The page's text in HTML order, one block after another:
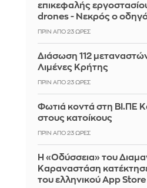
επικεφαλής
drones - Νεκρός ο
ΠΡΙΝ ΑΠΌ 23 ΏΡΕΣ
Διάσωση 112
Λιμένες Κρήτης
ΠΡΙΝ ΑΠΌ 23 ΏΡΕΣ
Φωτιά κοντά στη ΒΙ.ΠΕ
στους κατοίκους
ΠΡΙΝ ΑΠΌ 23 ΏΡΕΣ
Η «Οδύσσεια» του
Καραναστάση
του ελληνικού App Store